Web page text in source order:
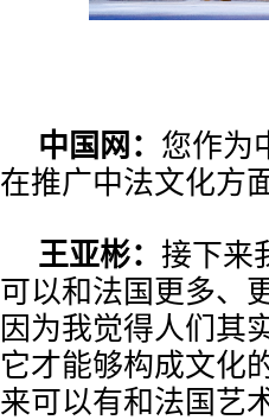
中国网： 您作为
在推广中法文化方
王亚彬： 接下来
可以和法国更多、
因为我觉得人们其
它才能够构成文化
来可以有和法国艺